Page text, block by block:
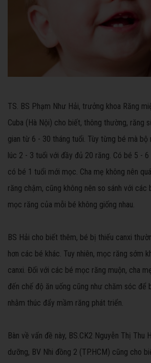
TS. BS Phạm Như Hải, trưởng khoa Răng
Cuba (Hà Nội) cho biết, thông thường, răng
gian từ 6 - 30 tháng tuổi. Tùy từng bé mà
lúc 2 - 3 tuổi với đầy đủ 20 răng. Có bé 5 -
có bé 1 tuổi mới mọc. Cha mẹ không nên
răng chậm, cũng không nên so sánh với các
mọc răng của mỗi bé không giống nhau.
BS Hải cho biết thêm, bé bị thiếu canxi
hơn các bé khác. Tuy nhiên, mọc răng sớm
canxi. Đối với các bé mọc răng muộn, cha
đến chế độ ăn uống cũng như chăm sóc để
nhằm thúc đẩy mầm răng phát triển.
Bàn về vấn đề này, BS.CK2 Nguyễn Thị Thu
dưỡng, BV Nhi đồng 2 (TP.HCM) cũng cho